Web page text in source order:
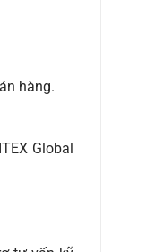
hàng.
Global